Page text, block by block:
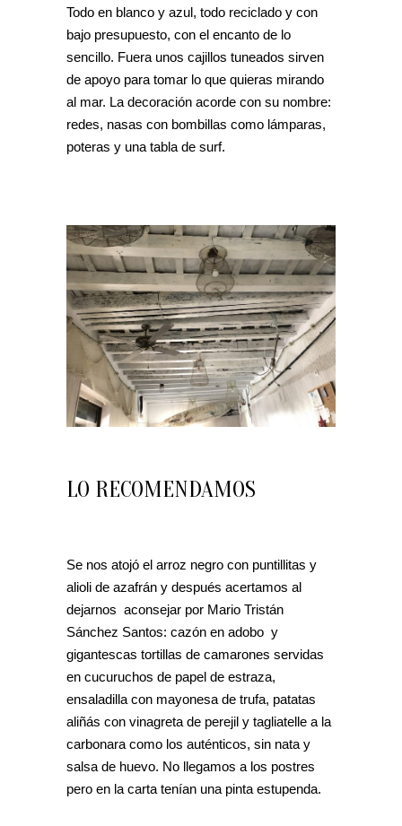
Todo en blanco y azul, todo reciclado y con
bajo presupuesto, con el encanto de lo
sencillo. Fuera unos cajillos tuneados sirven
de apoyo para tomar lo que quieras mirando
al mar. La decoración acorde con su nombre:
redes, nasas con bombillas como lámparas,
poteras y una tabla de surf.
LO RECOMENDAMOS
Se nos atojó el arroz negro con puntillitas y
alioli de azafrán y después acertamos al
dejarnos aconsejar por Mario Tristán
Sánchez Santos: cazón en adobo y
gigantescas tortillas de camarones servidas
en cucuruchos de papel de estraza,
ensaladilla con mayonesa de trufa, patatas
aliñás con vinagreta de perejil y tagliatelle a la
carbonara como los auténticos, sin nata y
salsa de huevo. No llegamos a los postres
pero en la carta tenían una pinta estupenda.